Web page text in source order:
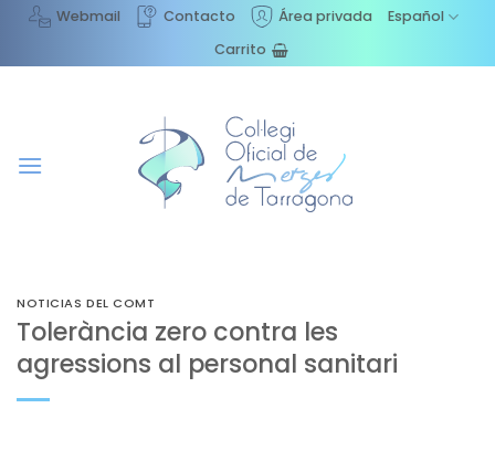
Saltar
contenido
Webmail Contacto Área privada
Español
Carrito
NOTICIAS DEL COMT
Tolerància zero contra les
agressions al personal sanitari